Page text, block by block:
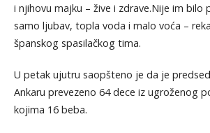
i njihovu majku – žive i zdrave.Nije im
samo ljubav, topla voda i malo voća –
španskog spasilačkog tima.
U petak ujutru saopšteno je da je
Ankaru prevezeno 64 dece iz ugroženog
kojima 16 beba.